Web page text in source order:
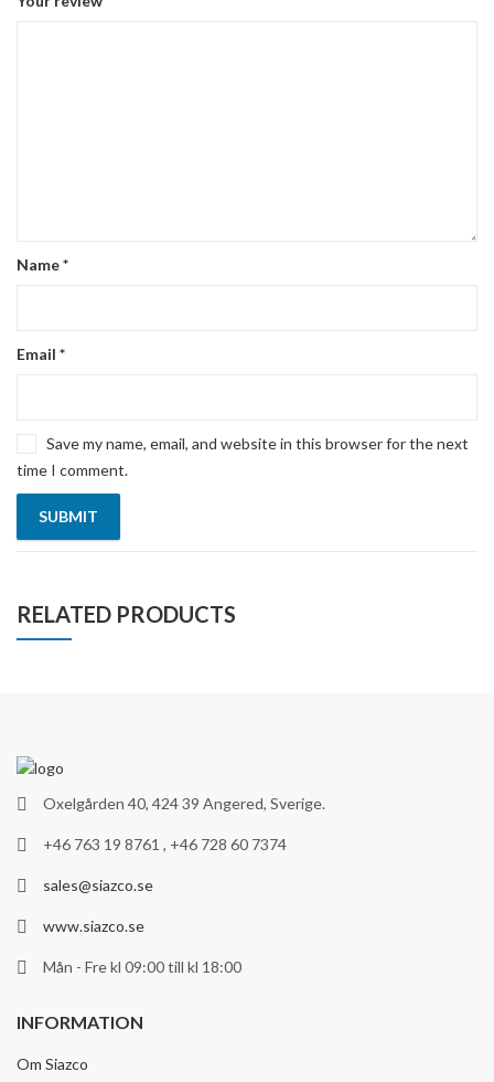
Name*
Email *
Save my name, email, and website in this browser for the next
time I comment.
RELATED PRODUCTS
Oxelgården 40, 424 39 Angered, Sverige.
+46 763 19 8761 , +46 728 60 7374
sales@siazco.se
www.siazco.se
Mån - Fre kl 09:00 till kl 18:00
INFORMATION
Om Siazco